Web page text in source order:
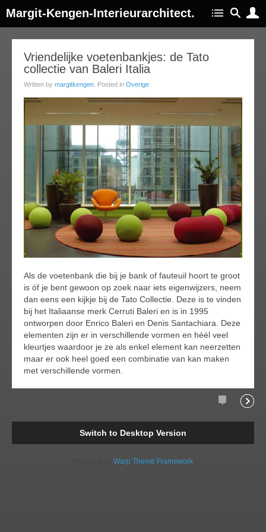
Margit-Kengen-Interieurarchitect.
Vriendelijke voetenbankjes: de Tato
collectie van Baleri Italia
Written by margitkengen . Posted in Overige
Als de voetenbank die bij je bank of fauteuil hoort te groot
is óf je bent gewoon op zoek naar iets eigenwijzers, neem
dan eens een kijkje bij de Tato Collectie. Deze is te vinden
bij het Italiaanse merk Cerruti Baleri en is in 1995
ontworpen door Enrico Baleri en Denis Santachiara. Deze
elementen zijn er in verschillende vormen en héél veel
kleurtjes waardoor je ze als enkel element kan neerzetten
maar er ook heel goed een combinatie van kan maken
met verschillende vormen.
Comments
Switch to Desktop Version
Warp Theme Framework